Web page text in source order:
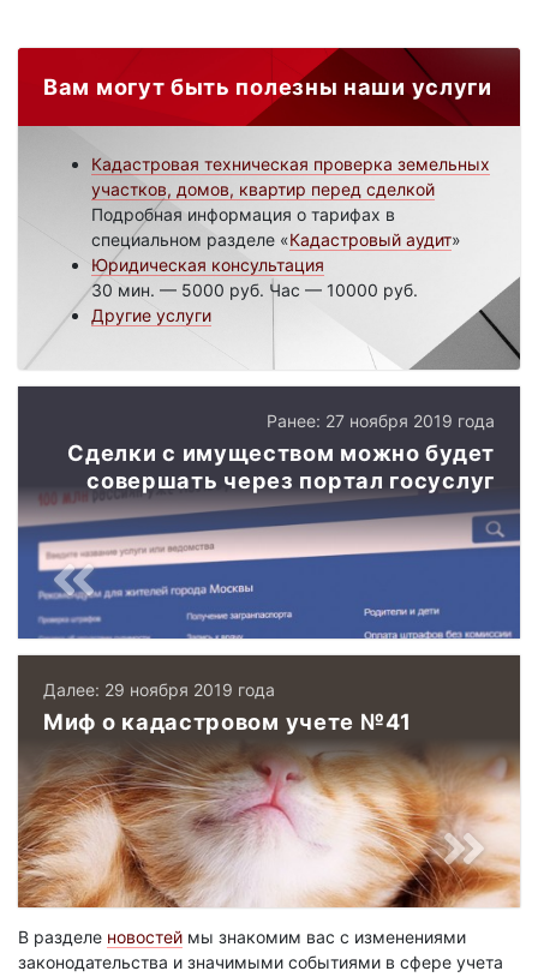
Вам могут быть полезны наши услуги
Кадастровая техническая проверка земельных
участков, домов, квартир перед сделкой
Подробная информация о тарифах в
специальном разделе «Кадастровый аудит»
Юридическая консультация
30 мин. — 5000 руб. Час — 10000 руб.
Другие услуги
Ранее: 27 ноября 2019 года
Сделки с имуществом можно будет
совершать через портал госуслуг
Далее: 29 ноября 2019 года
Миф о кадастровом учете №41
В разделе новостей мы знакомим вас с изменениями
законодательства и значимыми событиями в сфере учета